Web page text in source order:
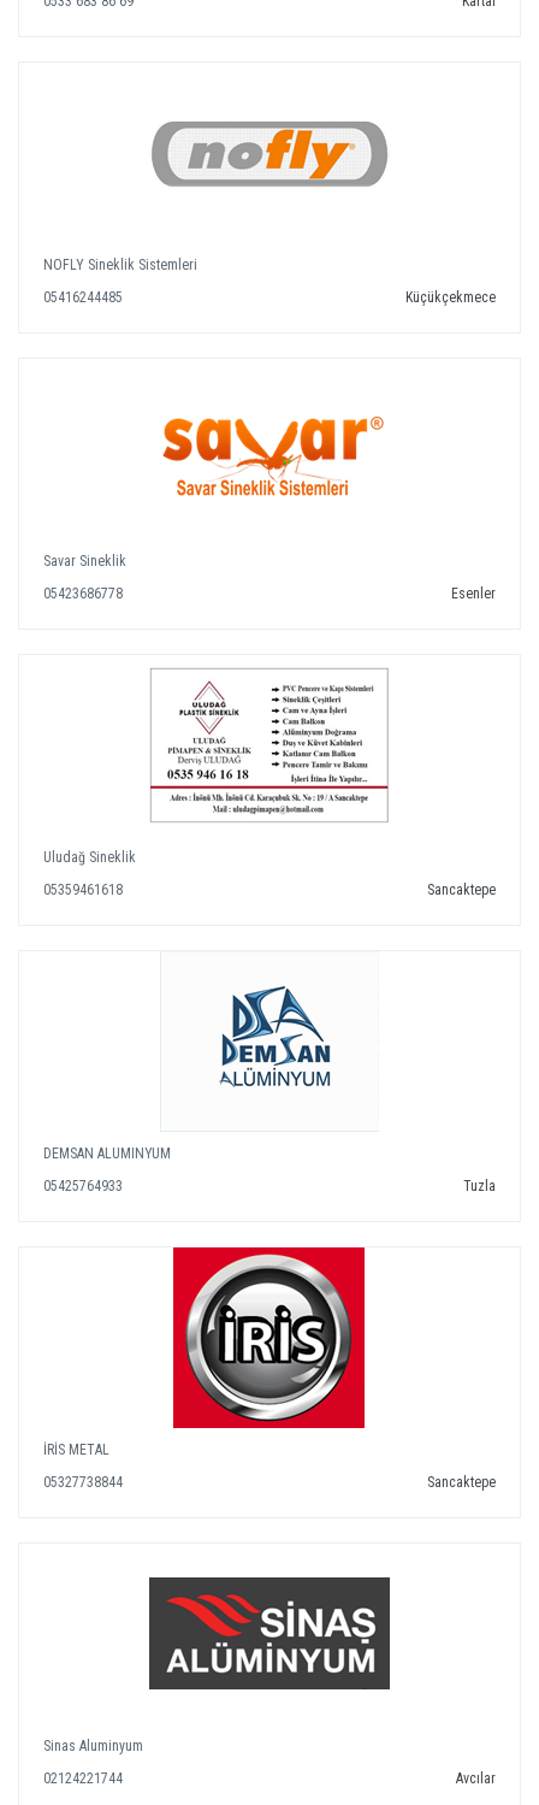
NOFLY Sineklik Sistemleri
05416244485
Küçükçekmece
Savar Sineklik
05423686778
Esenler
Uludağ Sineklik
05359461618
Sancaktepe
DEMSAN ALUMINYUM
05425764933
Tuzla
İRİS METAL
05327738844
Sancaktepe
Sinas Aluminyum
02124221744
Avcılar